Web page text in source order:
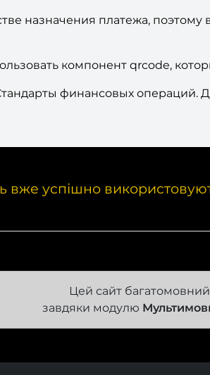
назначения платежа,
компонент qrcode,
финансовых
вже успішно
Цей сайт багатомовний
завдяки модулю